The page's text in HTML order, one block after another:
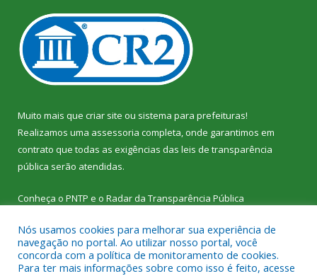
Muito mais que criar site ou sistema para prefeituras!
Realizamos uma assessoria completa, onde garantimos em
contrato que todas as exigências das leis de transparência
pública serão atendidas.
Conheça o PNTP e o Radar da Transparência Pública
Todos os direitos reservados a Câmara Municipal de Vitória do
Nós usamos cookies para melhorar sua experiência de
navegação no portal. Ao utilizar nosso portal, você
concorda com a política de monitoramento de cookies.
Para ter mais informações sobre como isso é feito, acesse